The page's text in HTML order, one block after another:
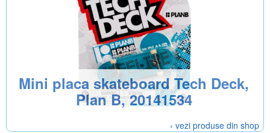
Mini placa skateboard Tech Deck,
Plan B, 20141534
› vezi produse din shop